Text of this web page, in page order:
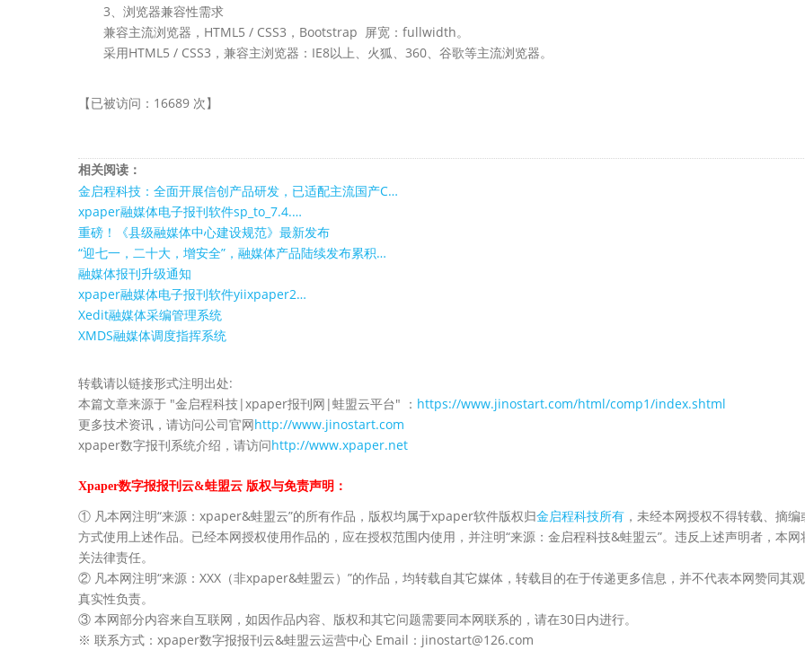
3、浏览器兼容性需求
兼容主流浏览器，HTML5 / CSS3，Bootstrap 屏宽：fullwidth。
采用HTML5 / CSS3，兼容主浏览器：IE8以上、火狐、360、谷歌等主流浏览器。
【已被访问：16689 次】
相关阅读：
金启程科技：全面开展信创产品研发，已适配主流国产C…
xpaper融媒体电子报刊软件sp_to_7.4.…
重磅！《县级融媒体中心建设规范》最新发布
“迎七一，二十大，增安全”，融媒体产品陆续发布累积…
融媒体报刊升级通知
xpaper融媒体电子报刊软件yiixpaper2…
Xedit融媒体采编管理系统
XMDS融媒体调度指挥系统
转载请以链接形式注明出处:
本篇文章来源于 "金启程科技|xpaper报刊网|蛙盟云平台" ： https://www.jinostart.com/html/comp1/index.shtml
更多技术资讯，请访问公司官网http://www.jinostart.com
xpaper数字报刊系统介绍，请访问http://www.xpaper.net
Xpaper数字报报刊云&蛙盟云 版权与免责声明：
① 凡本网注明“来源：xpaper&蛙盟云”的所有作品，版权均属于xpaper软件版权归金启程科技所有 ，未经本网授权不得转载、摘
方式使用上述作品。已经本网授权使用作品的，应在授权范围内使用，并注明“来源：金启程科技&蛙盟云”。违反上述声明者，本网
关法律责任。
② 凡本网注明“来源：XXX（非xpaper&蛙盟云）”的作品，均转载自其它媒体，转载目的在于传递更多信息，并不代表本网赞同其
真实性负责。
③ 本网部分内容来自互联网，如因作品内容、版权和其它问题需要同本网联系的，请在30日内进行。
※ 联系方式：xpaper数字报报刊云&蛙盟云运营中心 Email：jinostart@126.com